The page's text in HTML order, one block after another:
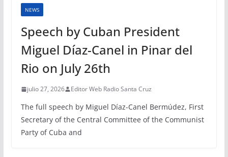
NEWS
Speech by Cuban President
Miguel Díaz-Canel in Pinar del
Rio on July 26th
julio 27, 2026 Editor Web Radio Santa Cruz
The full speech by Miguel Díaz-Canel Bermúdez, First
Secretary of the Central Committee of the Communist
Party of Cuba and